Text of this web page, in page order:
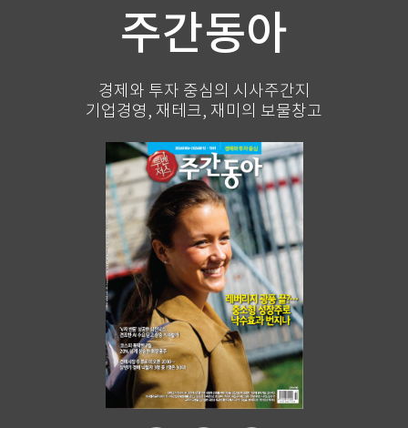
주간동아
경제와 투자 중심의 시사주간지
기업경영, 재테크, 재미의 보물창고